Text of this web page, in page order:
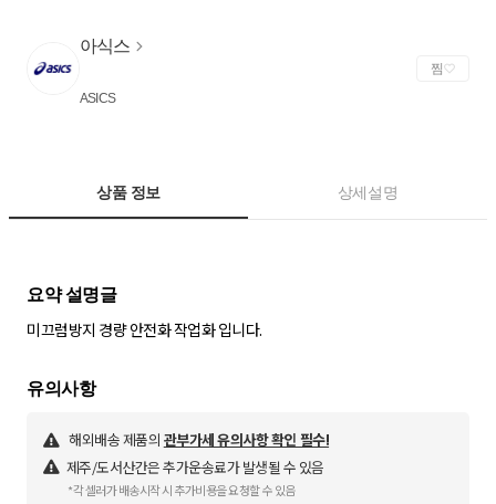
아식스
ASICS
찜
상품 정보 상세설명
요약 설명글
미끄럼방지 경량 안전화 작업화 입니다.
유의사항
해외배송 제품의 관부가세 유의사항 확인 필수!
제주/도서산간은 추가운송료가 발생될 수 있음
*각 셀러가 배송시작 시 추가비용을 요청할 수 있음